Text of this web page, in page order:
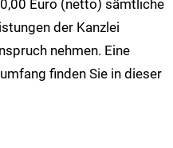
Euro (netto) sämtliche
der Kanzlei
nehmen. Eine
finden Sie in dieser